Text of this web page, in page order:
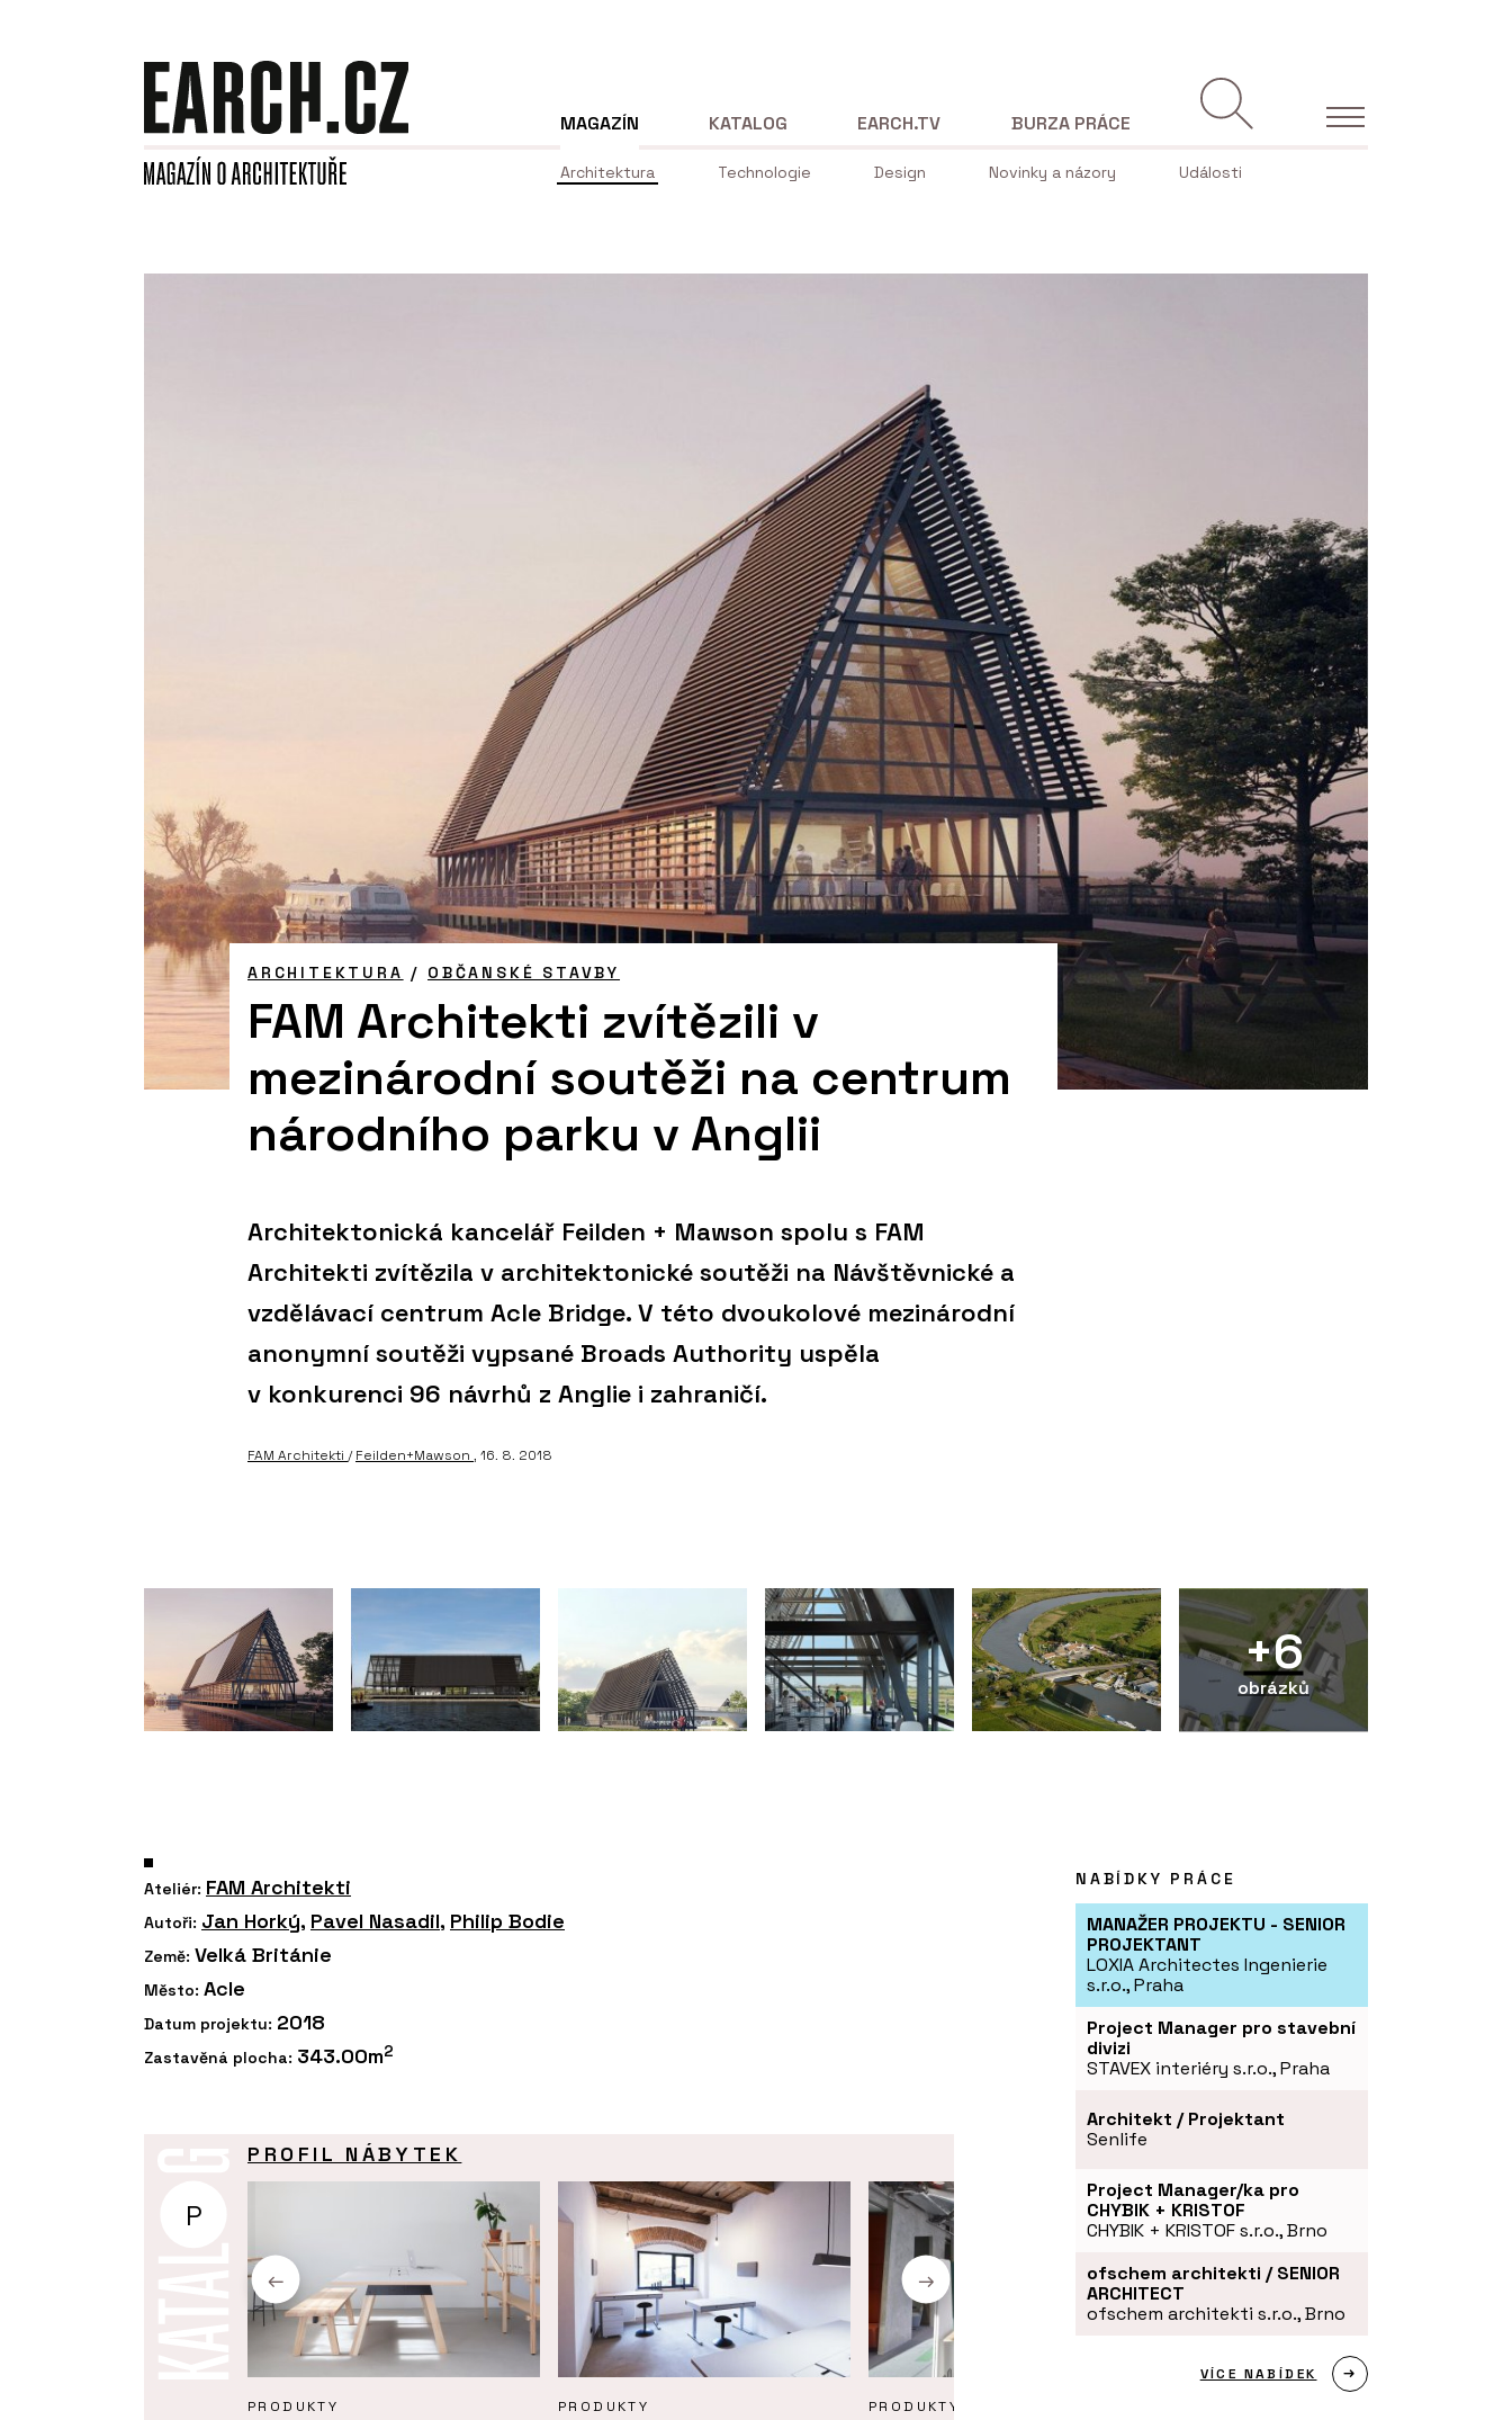
MAGAZÍN
Architektura Technologie Design Novinky a názory Události
KATALOG EARCH.TV BURZA PRÁCE
ARCHITEKTURA / OBČANSKÉ STAVBY
FAM Architekti zvítězili v
mezinárodní soutěži na centrum
národního parku v Anglii
Architektonická kancelář Feilden + Mawson spolu s FAM
Architekti zvítězila v architektonické soutěži na Návštěvnické a
vzdělávací centrum Acle Bridge. V této dvoukolové mezinárodní
anonymní soutěži vypsané Broads Authority uspěla
v konkurenci 96 návrhů z Anglie i zahraničí.
FAM Architekti /Feilden+Mawson , 16. 8. 2018
+6
obrázků
Ateliér: FAM Architekti
Autoři: Jan Horký, Pavel Nasadil, Philip Bodie
Země: Velká Británie
Město: Acle
Datum projektu: 2018
Zastavěná plocha: 343.00m2
P
PROFIL NÁBYTEK
PRODUKTY PRODUKTY PRODUKTY
NABÍDKY PRÁCE
MANAŽER PROJEKTU - SENIOR
PROJEKTANT
LOXIA Architectes Ingenierie
s.r.o., Praha
Project Manager pro stavební
divizi
STAVEX interiéry s.r.o., Praha
Architekt / Projektant
Senlife
Project Manager/ka pro
CHYBIK + KRISTOF
CHYBIK + KRISTOF s.r.o., Brno
ofschem architekti / SENIOR
ARCHITECT
ofschem architekti s.r.o., Brno
VÍCE NABÍDEK